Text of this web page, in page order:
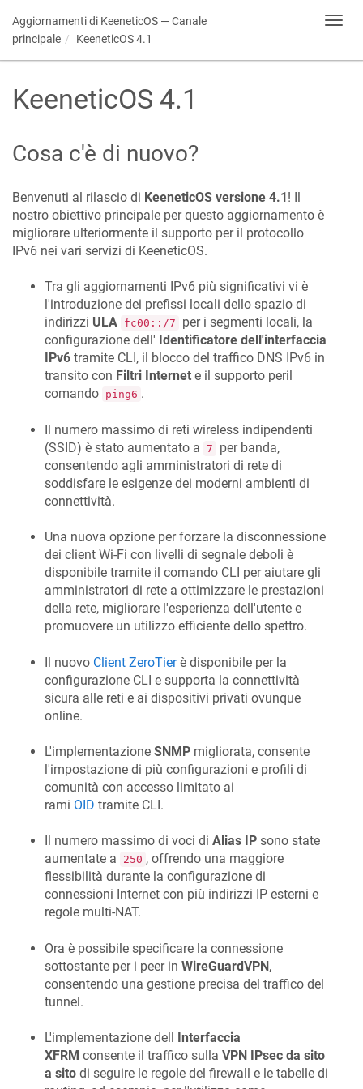
Aggiornamenti di KeeneticOS — Canale
principale
KeeneticOS4.1
KeeneticOS 4.1
Cosa c'è di nuovo?
Benvenuti al rilascio di KeeneticOS versione 4.1! Il
nostro obiettivo principale per questo aggiornamento è
migliorare ulteriormente il supporto per il protocollo
IPv6 nei vari servizi di KeeneticOS.
Tra gli aggiornamenti IPv6 più significativi vi è
l'introduzione dei prefissi locali dello spazio di
indirizzi ULA fc00::/7
per i segmenti locali, la
configurazione dell' Identificatore dell'interfaccia
IPv6 tramite CLI, il blocco del traffico DNS IPv6 in
transito con Filtri Internet e il supporto peril
comando ping6 .
Il numero massimo di reti wireless indipendenti
(SSID) è stato aumentato a 7
per banda,
consentendo agli amministratori di rete di
soddisfare le esigenze dei moderni ambienti di
connettività.
Una nuova opzione per forzare la disconnessione
dei client Wi-Fi con livelli di segnale deboli è
disponibile tramite il comando CLI per aiutare gli
amministratori di rete a ottimizzare le prestazioni
della rete, migliorare l'esperienza dell'utente e
promuovere un utilizzo efficiente dello spettro.
Il nuovo Client ZeroTierè disponibile per la
configurazione CLI e supporta la connettività
sicura alle reti e ai dispositivi privati ovunque
online.
L'implementazione SNMP migliorata, consente
l'impostazione di più configurazioni e profili di
comunità con accesso limitato ai
rami OID tramite CLI.
Il numero massimo di voci di Alias IP sono state
aumentate a
250 , offrendo una maggiore
flessibilità durante la configurazione di
connessioni Internet con più indirizzi IP esterni e
regole multi-NAT.
Ora è possibile specificare la connessione
sottostante per i peer in WireGuardVPN,
consentendo una gestione precisa del traffico del
tunnel.
L'implementazione dell Interfaccia
XFRM consente il traffico sulla VPN IPsec da sito
a sito di seguire le regole del firewall e le tabelle di